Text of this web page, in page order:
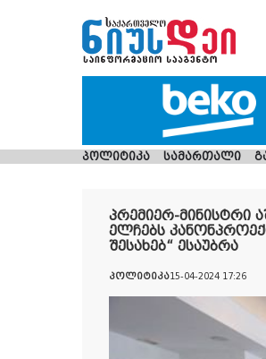
პოლიტიკა სამართალი
პრემიერ-მინისტრი
ელჩებს
შესახებ“ ესაუბრა
პოლიტიკა15-04-2024 17:26